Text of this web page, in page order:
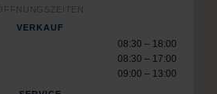
ÖFFNUNGSZEITEN
VERKAUF
08:30 – 18:00
08:30 – 17:00
09:00 – 13:00